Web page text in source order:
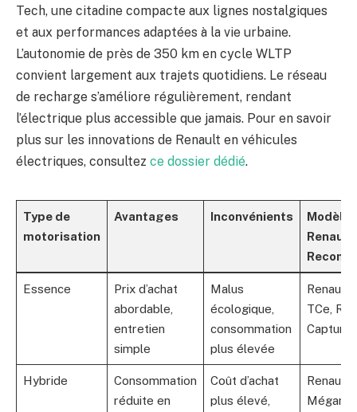
Tech, une citadine compacte aux lignes nostalgiques
et aux performances adaptées à la vie urbaine.
L’autonomie de près de 350 km en cycle WLTP
convient largement aux trajets quotidiens. Le réseau
de recharge s’améliore régulièrement, rendant
l’électrique plus accessible que jamais. Pour en savoir
plus sur les innovations de Renault en véhicules
électriques, consultez ce dossier dédié.
Type de
motorisation
Avantages Inconvénients
Modèles
Renault
Essence
Prix d’achat
abordable,
entretien
simple
Malus
écologique,
consommation
plus élevée
Renault
TCe,
Captur
Hybride
Consommation
réduite en
Coût d’achat
plus élevé,
Renault
Mégane